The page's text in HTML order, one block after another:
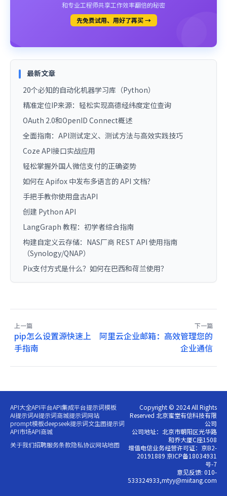
和专业工程师共享工作效率翻倍的秘密
先免费试用、用好了再买 →
最新文章
20个必知的自动化机器学习库（Python）
精准定位IP来源：轻松实现高德经纬度定位查询
OAuth 2.0和OpenID Connect概述
全面指南：API测试定义、测试方法与高效实践技巧
Coze API接口实战应用
轻松掌握外国人微信支付的正确姿势
如何在 Apifox 中发布多语言的 API 文档？
手把手教你使用盘古API
创建 Python API
LangGraph 教程：初学者综合指南
构建自定义云存储：NAS厂商 REST API 使用指南
（Synology/QNAP）
Pix支付方式是什么？如何在巴西和荷兰使用？
上一篇
pip怎么设置源快速上
手指南
下一篇
阿里云企业邮箱：高效管理您的
企业通信
API大全API平台API集成平台提示词模板
AI提示词AI提示词商城提示词网站
prompt模板deepseek提示词文生图提示词
API市场API商城
关于我们招聘服务条款隐私协议网站地图
Copyright © 2024 All Rights
Reserved 北京蜜堂有信科技有限
公司
公司地址：北京市朝阳区光华路
和乔大厦C座1508
增值电信业务经营许可证：京B2-
20191889 京ICP备18034931
号-7
意见反馈: 010-
533324933,mtyy@miitang.com